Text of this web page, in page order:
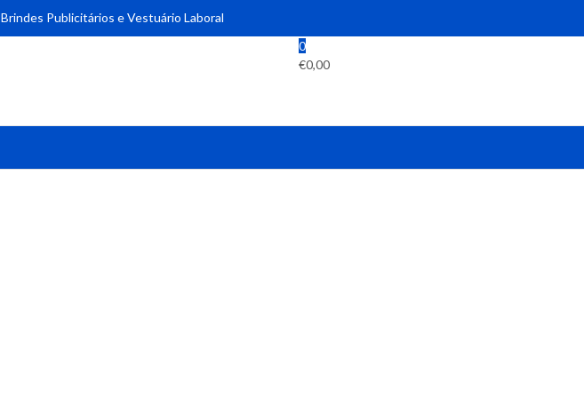
Brindes Publicitários e Vestuário Laboral
0
€0,00